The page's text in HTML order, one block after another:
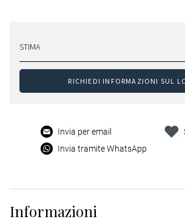
STIMA
RICHIEDI INFORMAZIONI SUL
Invia per email
Invia tramite WhatsApp
Informazioni